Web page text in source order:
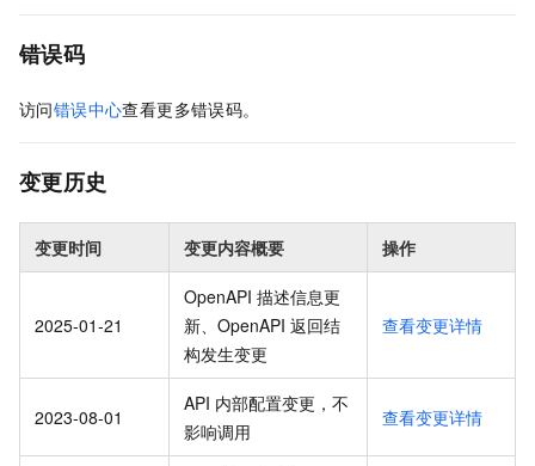
错误码
访问错误中心查看更多错误码。
变更历史
变更时间 变更内容概要 操作
2025-01-21
OpenAPI 描述信息更
新、OpenAPI 返回结
构发生变更
查看变更详情
2023-08-01
API 内部配置变更，不
影响调用
查看变更详情